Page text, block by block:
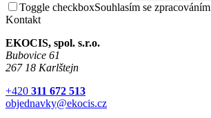
Toggle checkboxSouhlasím se zpracováním
Kontakt
EKOCIS, spol. s.r.o.
Bubovice 61
267 18 Karlštejn
+420 311 672 513
objednavky@ekocis.cz